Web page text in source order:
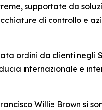
supportate da
di controllo e
ordini da clienti negli
internazionale e
Willie Brown si